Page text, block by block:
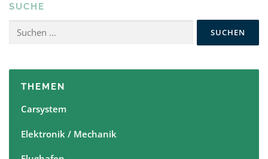
SUCHE
nach:
THEMEN
Carsystem
Elektronik / Mechanik